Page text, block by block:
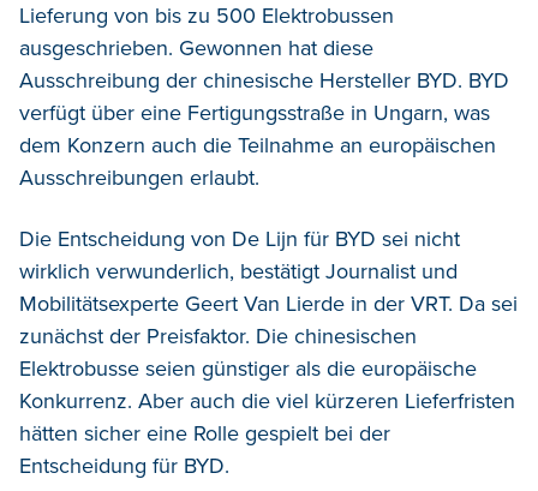
Lieferung von bis zu 500 Elektrobussen
ausgeschrieben. Gewonnen hat diese
Ausschreibung der chinesische Hersteller BYD. BYD
verfügt über eine Fertigungsstraße in Ungarn, was
dem Konzern auch die Teilnahme an europäischen
Ausschreibungen erlaubt.
Die Entscheidung von De Lijn für BYD sei nicht
wirklich verwunderlich, bestätigt Journalist und
Mobilitätsexperte Geert Van Lierde in der VRT. Da sei
zunächst der Preisfaktor. Die chinesischen
Elektrobusse seien günstiger als die europäische
Konkurrenz. Aber auch die viel kürzeren Lieferfristen
hätten sicher eine Rolle gespielt bei der
Entscheidung für BYD.